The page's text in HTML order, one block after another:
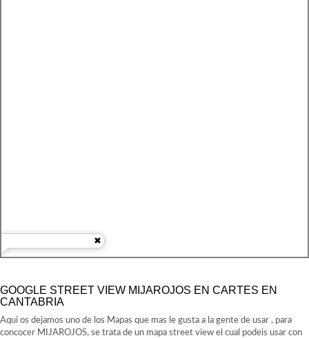
GOOGLE STREET VIEW MIJAROJOS EN CARTES EN
CANTABRIA
Aqui os dejamos uno de los Mapas que mas le gusta a la gente de usar , para
concocer MIJAROJOS, se trata de un mapa street view el cual podeis usar con